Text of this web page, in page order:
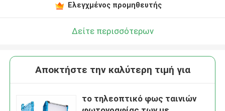
Ελεγχμένος προμηθευτής
Δείτε περισσότερων
Αποκτήστε την καλύτερη τιμή για
το τηλεοπτικό φως ταινιών